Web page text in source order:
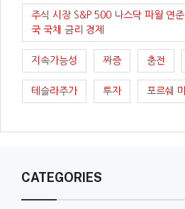
주식 시장 S&P 500 나스닥 파월 연
국 국채 금리 경제
지속가능성 짜증 충전
테슬라주가 투자 포르쉐
CATEGORIES